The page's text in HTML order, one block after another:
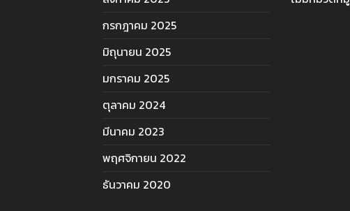
กรกฎาคม 2025
มิถุนายน 2025
มกราคม 2025
ตุลาคม 2024
มีนาคม 2023
พฤศจิกายน 2022
ธันวาคม 2020